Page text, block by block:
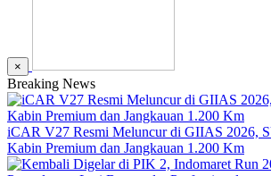
×
Breaking News
iCAR V27 Resmi Meluncur di GIIAS 2026,
Kabin Premium dan Jangkauan 1.200 Km